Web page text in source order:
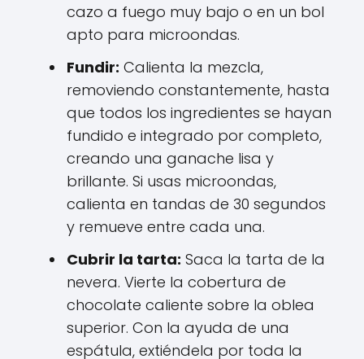
cazo a fuego muy bajo o en un bol
apto para microondas.
Fundir: Calienta la mezcla,
removiendo constantemente, hasta
que todos los ingredientes se hayan
fundido e integrado por completo,
creando una ganache lisa y
brillante. Si usas microondas,
calienta en tandas de 30 segundos
y remueve entre cada una.
Cubrir la tarta: Saca la tarta de la
nevera. Vierte la cobertura de
chocolate caliente sobre la oblea
superior. Con la ayuda de una
espátula, extiéndela por toda la